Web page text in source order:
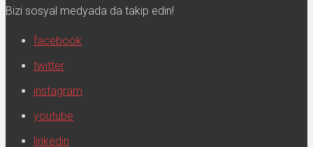
Bizi sosyal medyada da takip edin!
facebook
twitter
instagram
youtube
linkedin